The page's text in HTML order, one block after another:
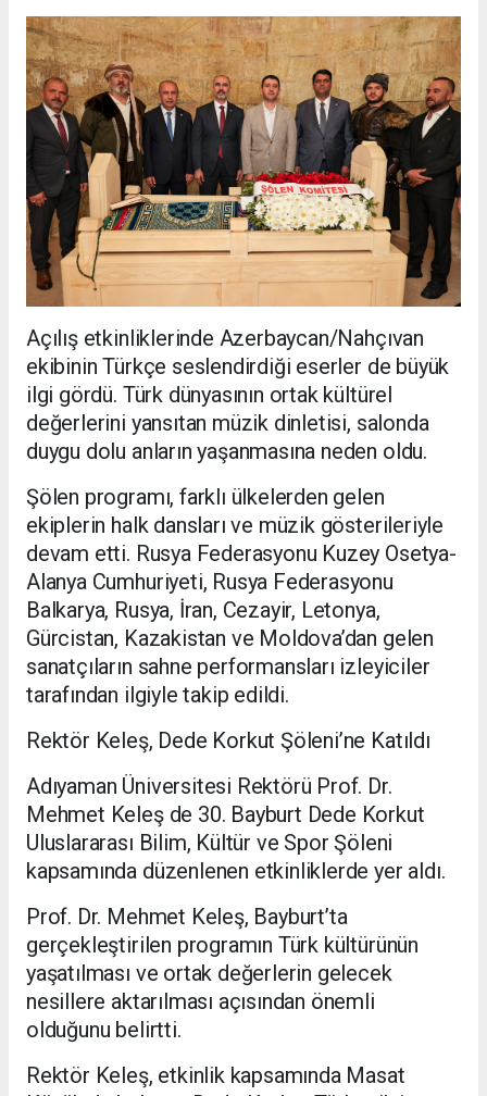
Açılış etkinliklerinde Azerbaycan/Nahçıvan
ekibinin Türkçe seslendirdiği eserler de büyük
ilgi gördü. Türk dünyasının ortak kültürel
değerlerini yansıtan müzik dinletisi, salonda
duygu dolu anların yaşanmasına neden oldu.
Şölen programı, farklı ülkelerden gelen
ekiplerin halk dansları ve müzik gösterileriyle
devam etti. Rusya Federasyonu Kuzey Osetya-
Alanya Cumhuriyeti, Rusya Federasyonu
Balkarya, Rusya, İran, Cezayir, Letonya,
Gürcistan, Kazakistan ve Moldova’dan gelen
sanatçıların sahne performansları izleyiciler
tarafından ilgiyle takip edildi.
Rektör Keleş, Dede Korkut Şöleni’ne Katıldı
Adıyaman Üniversitesi Rektörü Prof. Dr.
Mehmet Keleş de 30. Bayburt Dede Korkut
Uluslararası Bilim, Kültür ve Spor Şöleni
kapsamında düzenlenen etkinliklerde yer aldı.
Prof. Dr. Mehmet Keleş, Bayburt’ta
gerçekleştirilen programın Türk kültürünün
yaşatılması ve ortak değerlerin gelecek
nesillere aktarılması açısından önemli
olduğunu belirtti.
Rektör Keleş, etkinlik kapsamında Masat